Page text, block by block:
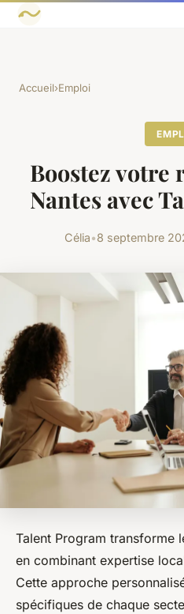
Accueil›Emploi
Boostez votre
Nantes avec
Célia•8 septembre
Talent Program transforme
en combinant expertise
Cette approche
spécifiques de chaque